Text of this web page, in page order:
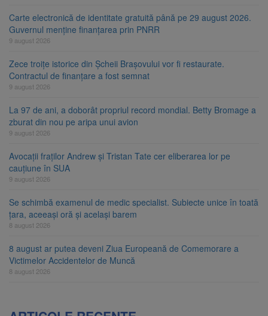
Carte electronică de identitate gratuită până pe 29 august 2026.
Guvernul menține finanțarea prin PNRR
9 august 2026
Zece troițe istorice din Șcheii Brașovului vor fi restaurate.
Contractul de finanțare a fost semnat
9 august 2026
La 97 de ani, a doborât propriul record mondial. Betty Bromage a
zburat din nou pe aripa unui avion
9 august 2026
Avocații fraților Andrew și Tristan Tate cer eliberarea lor pe
cauțiune în SUA
9 august 2026
Se schimbă examenul de medic specialist. Subiecte unice în toată
țara, aceeași oră și același barem
8 august 2026
8 august ar putea deveni Ziua Europeană de Comemorare a
Victimelor Accidentelor de Muncă
8 august 2026